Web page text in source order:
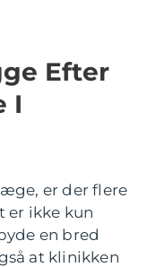
Efter
I
er der flere
er ikke kun
en bred
at klinikken